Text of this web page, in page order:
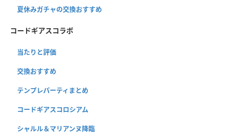
夏休みガチャの交換おすすめ
コードギアスコラボ
当たりと評価
交換おすすめ
テンプレパーティまとめ
コードギアスコロシアム
シャルル＆マリアンヌ降臨